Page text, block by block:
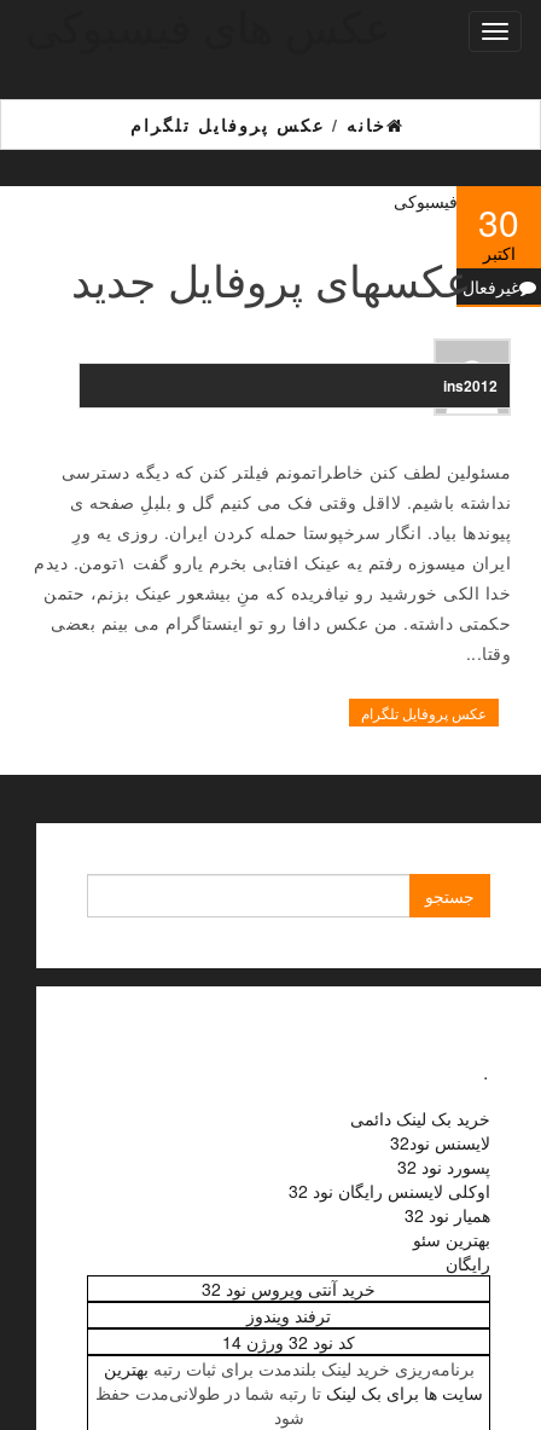
تغییر
خانه/ عکس پروفایل تلگرام
30
اکتبر
غیرفعالعکسهای پروفایل جدید
ins2012
مسئولین لطف کنن خاطراتمونم فیلتر کنن که دیگه دسترسی
نداشته باشیم. لااقل وقتی فک می کنیم گل و بلبلِ صفحه ی
پیوندها بیاد. انگار سرخپوستا حمله کردن ایران. روزی یه ورِ
ایران میسوزه رفتم یه عینک افتابی بخرم یارو گفت ۱تومن. دیدم
خدا الکی خورشید رو نیافریده که منِ بیشعور عینک بزنم، حتمن
حکمتی داشته. من عکس دافا رو تو اینستاگرام می بینم بعضی
وقتا...
عکس پروفایل تلگرام
برای:
خرید بک لینک دائمی
لایسنس نود32
پسورد نود 32
اوکلی لایسنس رایگان نود 32
همیار نود 32
بهترین سئو
رایگان
خرید آنتی ویروس نود 32
ترفند ویندوز
کد نود 32 ورژن 14
برنامه‌ریزی خرید لینک بلندمدت برای ثبات رتبه بهترین
سایت ها برای بک لینکتا رتبه شما در طولانی‌مدت حفظ
شود